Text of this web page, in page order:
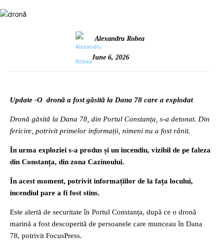
Alexandru Robea
June 6, 2026
Update -O dronă a fost găsită la Dana 78 care a explodat
Dronă găsită la Dana 78, din Portul Constanța, s-a detonat. Din
fericire, potrivit primelor informații, nimeni nu a fost rănit.
În urma exploziei s-a produs și un incendiu, vizibil de pe faleza
din Constanța, din zona Cazinoului.
În acest moment, potrivit informațiilor de la fața locului,
incendiul pare a fi fost stins.
Este alertă de securitate în Portul Constanța, după ce o dronă
marină a fost descoperită de persoanele care munceau în Dana
78, potrivit FocusPress.